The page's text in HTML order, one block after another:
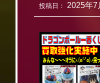
投稿日： 2025年7